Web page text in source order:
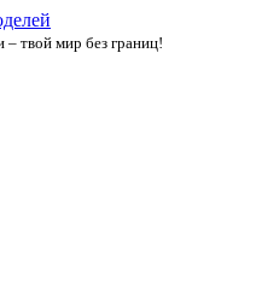
твой мир без границ!